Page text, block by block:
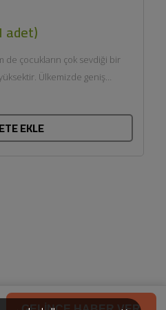
adet)
de çocukların çok sevdiği bir
Ülkemizde geniş
EKLE